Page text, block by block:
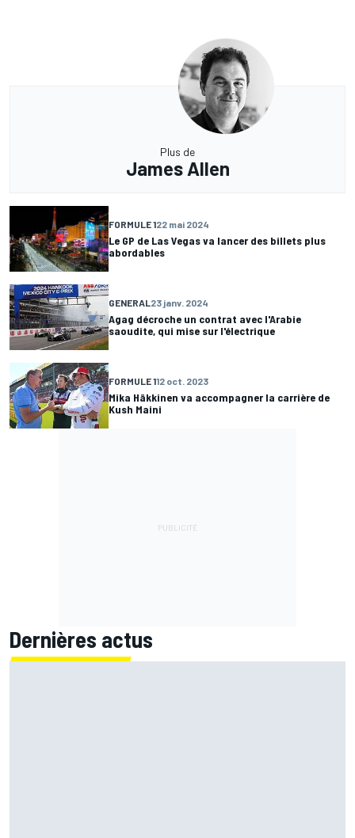
Plus de
James Allen
FORMULE 122 mai 2024
Le GP de Las Vegas va lancer des billets plus
abordables
GENERAL23 janv. 2024
Agag décroche un contrat avec l'Arabie
saoudite, qui mise sur l'électrique
FORMULE 112 oct. 2023
Mika Häkkinen va accompagner la carrière de
Kush Maini
Dernières actus